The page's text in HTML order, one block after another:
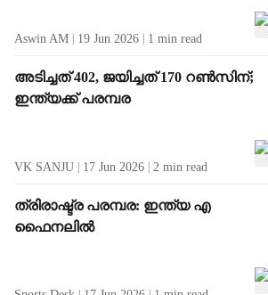
Aswin AM 19 Jun 2026 1 min read
അടിച്ചത് 402, ജയിച്ചത് 170 റൺസിന്;
ഇന്ത്യക്ക് പരമ്പര
VK SANJU 17 Jun 2026 2 min read
ത്രിരാഷ്ട്ര പരമ്പര: ഇന്ത്യ എ
ഫൈനലിൽ